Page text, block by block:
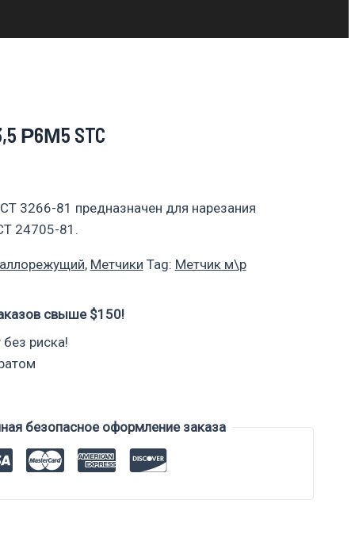
Р6М5 STC
3266-81 предназначен для нарезания
24705-81.
, Метчики Tag: Метчик м\р
свыше $150!
без риска!
безопасное оформление заказа